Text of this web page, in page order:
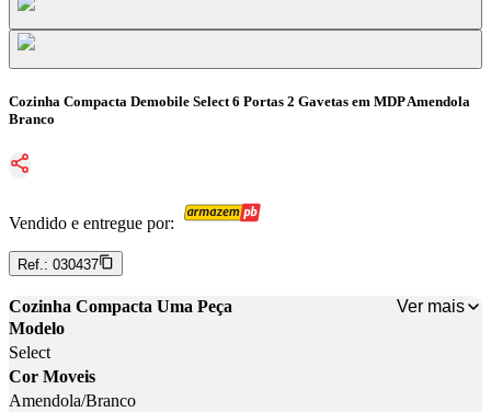
Cozinha Compacta Demobile Select 6 Portas 2 Gavetas em MDP Amendola
Branco
Vendido e entregue por:
Ref.: 030437
Cozinha Compacta Uma Peça
Ver mais
Modelo
Select
Cor Moveis
Amendola/Branco